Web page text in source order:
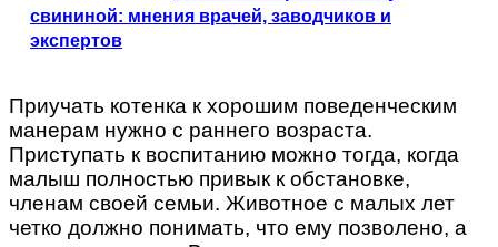
свининой: мнения врачей, заводчиков и
экспертов
Приучать котенка к хорошим поведенческим
манерам нужно с раннего возраста.
Приступать к воспитанию можно тогда, когда
малыш полностью привык к обстановке,
членам своей семьи. Животное с малых лет
четко должно понимать, что ему позволено, а